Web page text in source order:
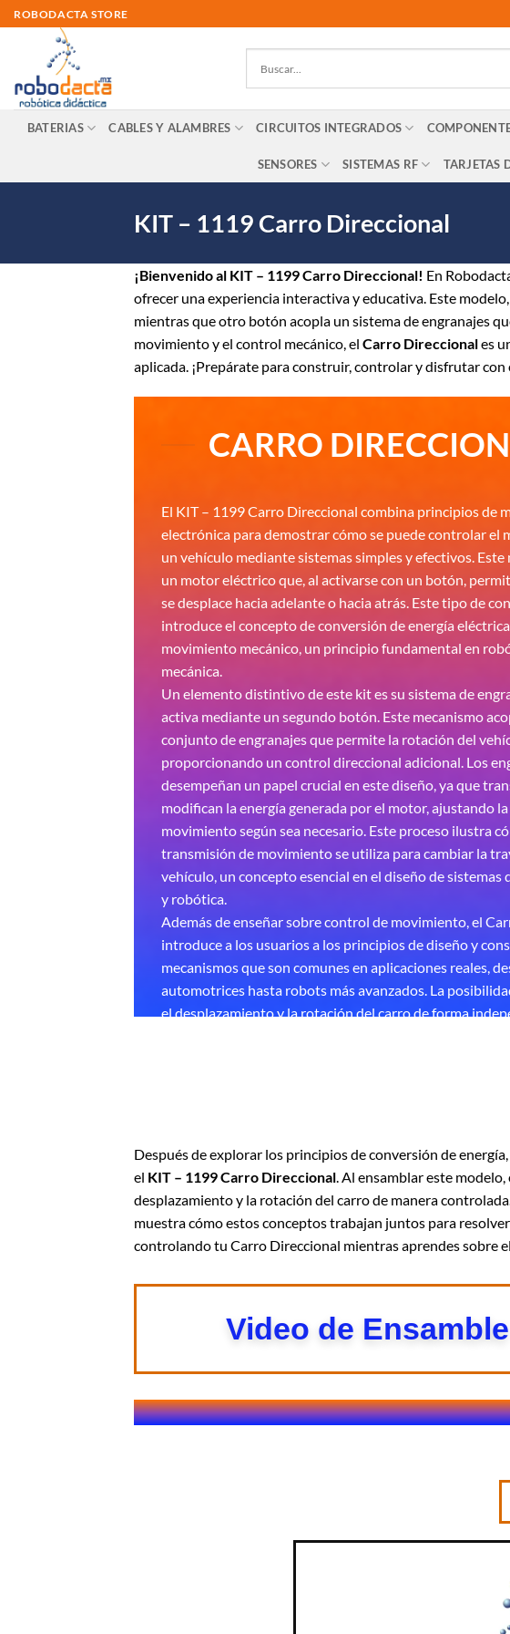
Skip
to
ROBODACTA STORE
BATERIAS CABLES Y ALAMBRES CIRCUITOS INTEGRADOS
SENSORES SISTEMAS RF TARJETAS
KIT – 1119 Carro Direccional
¡Bienvenido al KIT – 1199 Carro Direccional! En
ofrecer una experiencia interactiva y educativa. Este
mientras que otro botón acopla un sistema de engranajes
movimiento y el control mecánico, el Carro Direccionales
aplicada. ¡Prepárate para construir, controlar y disfrutar
CARRO
El KIT – 1199 Carro Direccional combina principios de
electrónica para demostrar cómo se puede controlar el
un vehículo mediante sistemas simples y efectivos.
un motor eléctrico que, al activarse con un botón,
se desplace hacia adelante o hacia atrás. Este tipo de
introduce el concepto de conversión de energía
movimiento mecánico, un principio fundamental en
mecánica.
Un elemento distintivo de este kit es su sistema de
activa mediante un segundo botón. Este mecanismo
conjunto de engranajes que permite la rotación del
proporcionando un control direccional adicional. Los
desempeñan un papel crucial en este diseño, ya que
modifican la energía generada por el motor, ajustando
movimiento según sea necesario. Este proceso ilustra
transmisión de movimiento se utiliza para cambiar la
vehículo, un concepto esencial en el diseño de sistemas
y robótica.
Además de enseñar sobre control de movimiento, el
introduce a los usuarios a los principios de diseño y
mecanismos que son comunes en aplicaciones reales,
automotrices hasta robots más avanzados. La
el desplazamiento y la rotación del carro de forma
Después de explorar los principios de conversión de
el KIT – 1199 Carro Direccional. Al ensamblar este
desplazamiento y la rotación del carro de manera
muestra cómo estos conceptos trabajan juntos para
controlando tu Carro Direccional mientras aprendes sobre
Video de Ensamble